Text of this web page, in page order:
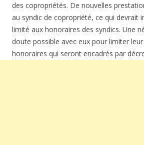
des copropriétés. De nouvelles
au syndic de copropriété, ce qui devrait
limité aux honoraires des syndics. Une
doute possible avec eux pour limiter leur
honoraires qui seront encadrés par